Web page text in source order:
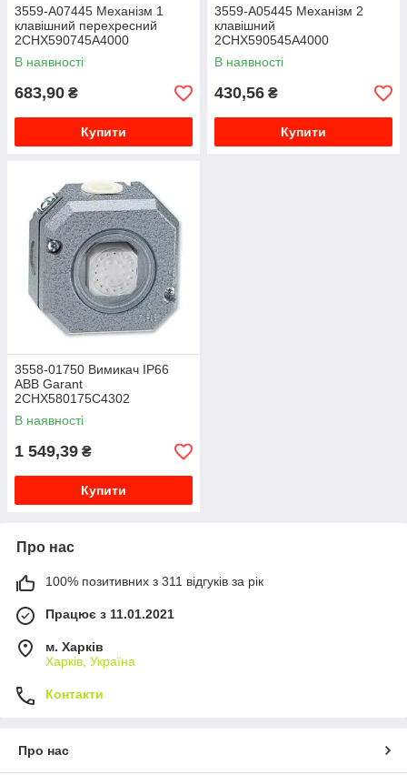
3559-A07445 Механізм 1
клавішний перехресний
2CHX590745A4000
В наявності
683,90 ₴
Купити
3559-A05445 Механізм 2
клавішний
2CHX590545A4000
В наявності
430,56 ₴
Купити
3558-01750 Вимикач IP66
ABB Garant
2CHX580175C4302
В наявності
1 549,39 ₴
Купити
Про нас
100% позитивних з 311 відгуків за рік
Працює з 11.01.2021
м. Харків
Харків, Україна
Контакти
Про нас